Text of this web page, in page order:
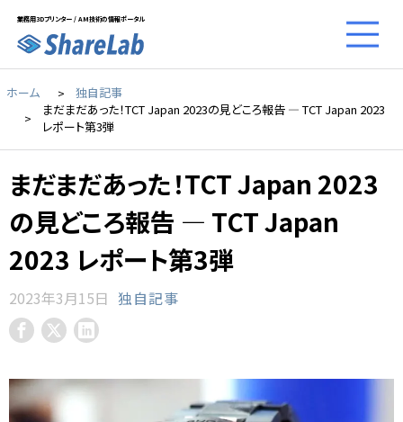
業務用3Dプリンター / AM技術の情報ポータル
ホーム
独自記事
まだまだあった！TCT Japan 2023の見どころ報告 ― TCT Japan 2023
レポート第3弾
まだまだあった！TCT Japan 2023
の見どころ報告 ― TCT Japan
2023 レポート第3弾
2023年3月15日 独自記事